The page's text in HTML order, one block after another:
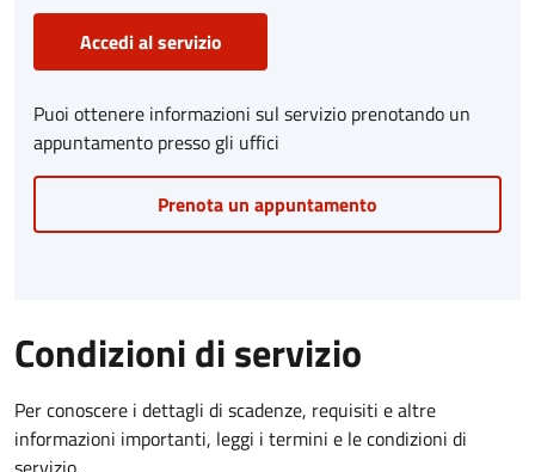
Accedi al servizio
Puoi ottenere informazioni sul servizio prenotando un
appuntamento presso gli uffici
Prenota un appuntamento
Condizioni di servizio
Per conoscere i dettagli di scadenze, requisiti e altre
informazioni importanti, leggi i termini e le condizioni di